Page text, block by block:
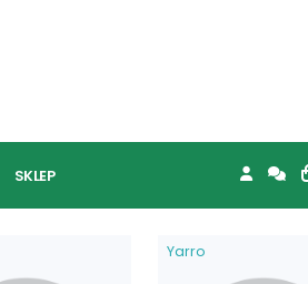
SKLEP
Yarro